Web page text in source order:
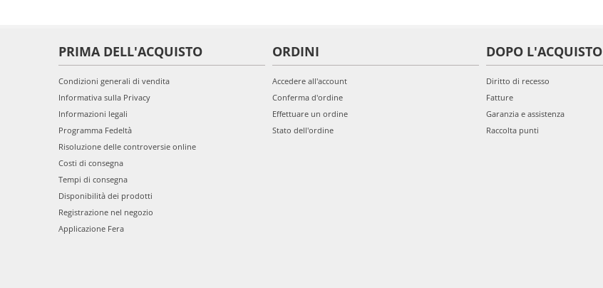
PRIMA DELL'ACQUISTO
Condizioni generali di vendita
Informativa sulla Privacy
Informazioni legali
Programma Fedeltà
Risoluzione delle controversie online
Costi di consegna
Tempi di consegna
Disponibilità dei prodotti
Registrazione nel negozio
Applicazione Fera
ORDINI
Accedere all'account
Conferma d'ordine
Effettuare un ordine
Stato dell'ordine
DOPO L'ACQUISTO
Diritto di recesso
Fatture
Garanzia e assistenza
Raccolta punti